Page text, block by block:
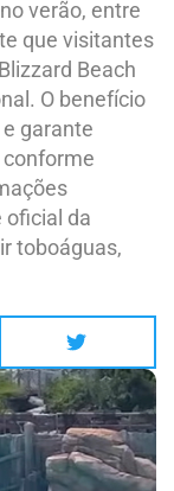
verão, entre
que visitantes
Beach
O benefício
garante
oficial da
toboáguas,